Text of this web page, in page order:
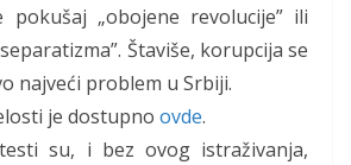
pokušaj „obojene revolucije” ili
Štaviše, korupcija se
najveći problem u Srbiji.
je dostupno ovde.
su, i bez ovog istraživanja,